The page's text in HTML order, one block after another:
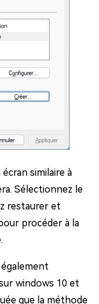
similaire à
Sélectionnez le
restaurer et
procéder à la
windows 10 et
que la méthode